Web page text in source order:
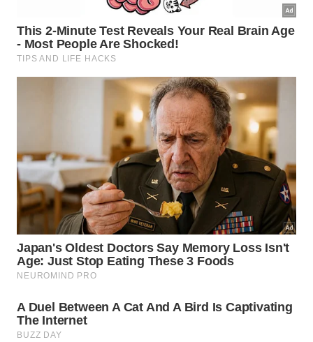
Na geladeira, o restante de milho, ervilha e
conservas semelhantes deve ser consumido em até
2 a 3 dias. Molho de tomate aberto também deve
ser usado rapidamente, de preferência em até 2
dias, sempre observando cheiro, aparência e
Para reduzir riscos, siga estas regras:
Guarde na parte interna da geladeira, não na
porta.
Use colher limpa para retirar novas porções.
Não misture alimento novo com sobra antiga.
Descarte se houver cheiro azedo, bolhas, mofo
ou mudança de cor.
Não prove alimento suspeito para decidir se
ainda está bom.
Como reaproveitar latas sem
comprometer a segurança?